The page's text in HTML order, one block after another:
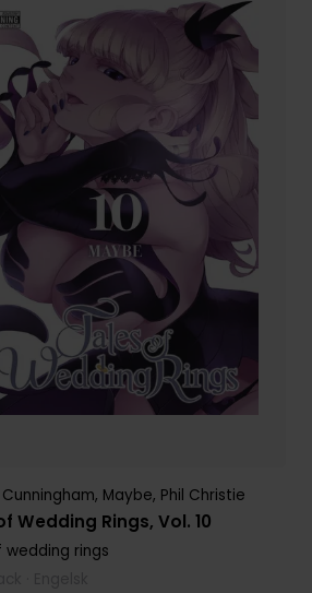
Wedding Rings, Vol. 10
, Maybe, Phil Christie
wedding rings